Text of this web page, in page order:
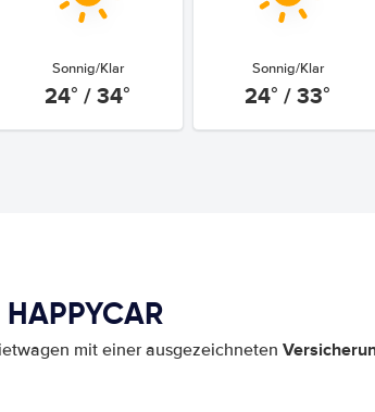
Sonnig/Klar
24° / 34°
Sonnig/Klar
24° / 33°
mit einer ausgezeichneten